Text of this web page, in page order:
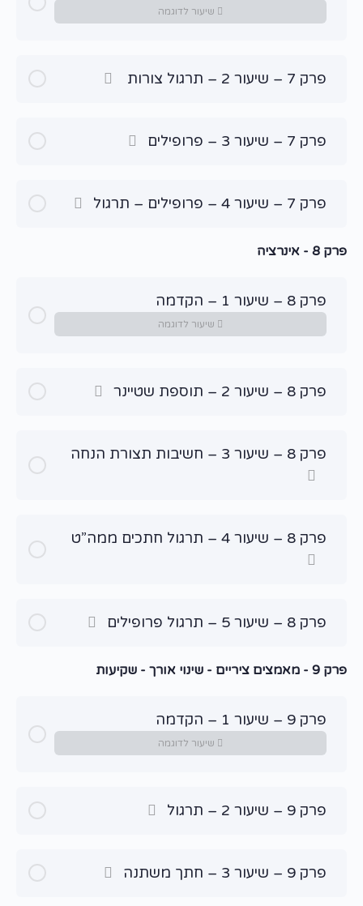
שיעור לדוגמה
פרק 7 – שיעור 2 – תרגול צורות
פרק 7 – שיעור 3 – פרופילים
פרק 7 – שיעור 4 – פרופילים – תרגול
פרק 8 - אינרציה
פרק 8 – שיעור 1 – הקדמה
שיעור לדוגמה
פרק 8 – שיעור 2 – תוספת שטיינר
פרק 8 – שיעור 3 – חשיבות תצורת הנחה
פרק 8 – שיעור 4 – תרגול חתכים ממה”ט
פרק 8 – שיעור 5 – תרגול פרופילים
פרק 9 - מאמצים ציריים - שינוי אורך - שקיעות
פרק 9 – שיעור 1 – הקדמה
שיעור לדוגמה
פרק 9 – שיעור 2 – תרגול
פרק 9 – שיעור 3 – חתך משתנה